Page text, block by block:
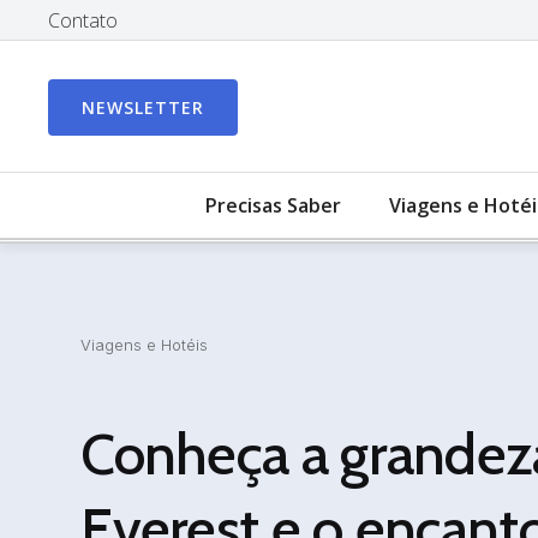
Contato
NEWSLETTER
Precisas Saber Viagens e
Viagens e Hotéis
Conheça a